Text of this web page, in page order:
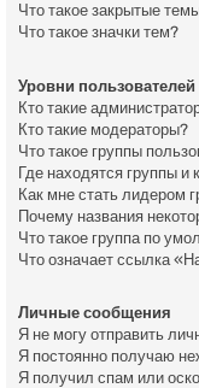
Что такое закрытые
Что такое значки тем?
Уровни
Кто такие
Кто такие модераторы?
Что такое группы
Где находятся группы и
Как мне стать лидером
Почему названия
Что такое группа по
Что означает ссылка
Личные сообщения
Я не могу отправить
Я постоянно получаю
Я получил спам или